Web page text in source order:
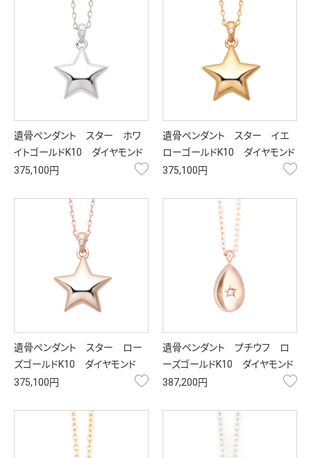
遺骨ペンダント スター ホワ
イトゴールドK10 ダイヤモンド
375,100円
お気に入り
遺骨ペンダント スター イエ
ローゴールドK10 ダイヤモンド
375,100円
遺骨ペンダント スター ロー
ズゴールドK10 ダイヤモンド
375,100円
お気に入り
遺骨ペンダント プチウフ ロ
ーズゴールドK10 ダイヤモンド
387,200円